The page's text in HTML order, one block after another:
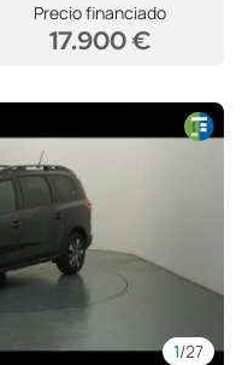
17.900 €
Precio financiado
1/27